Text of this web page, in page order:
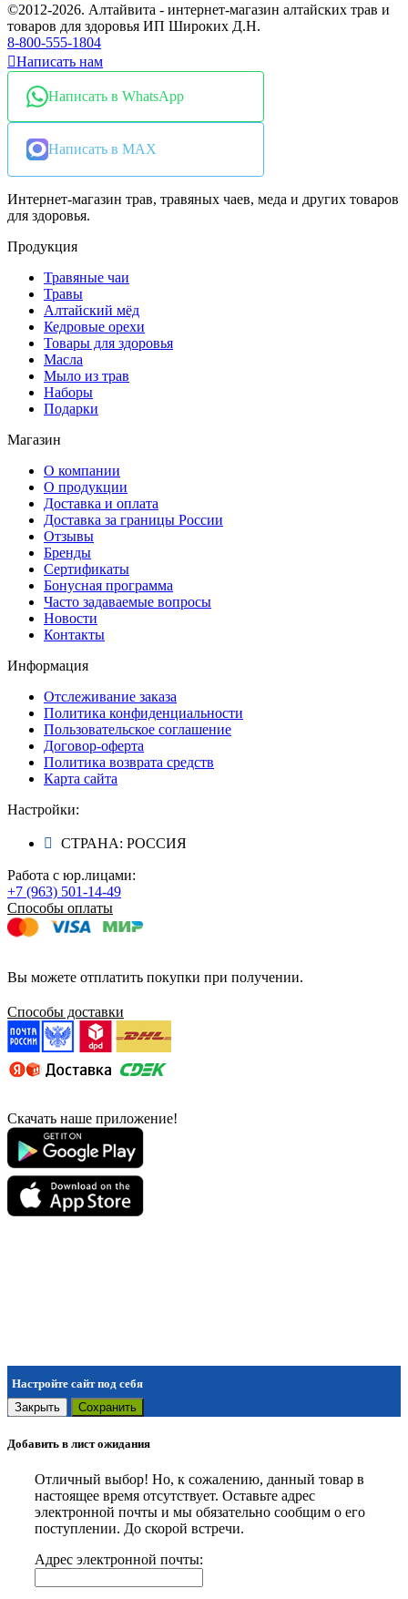
©2012-2026. Алтайвита - интернет-магазин алтайских трав и
товаров для здоровья ИП Широких Д.Н.
8-800-555-1804
Написать нам
Написать в WhatsApp
Написать в MAX
Интернет-магазин трав, травяных чаев, меда и других товаров
для здоровья.
Продукция
Травяные чаи
Травы
Алтайский мёд
Кедровые орехи
Товары для здоровья
Масла
Мыло из трав
Наборы
Подарки
Магазин
О компании
О продукции
Доставка и оплата
Доставка за границы России
Отзывы
Бренды
Сертификаты
Бонусная программа
Часто задаваемые вопросы
Новости
Контакты
Информация
Отслеживание заказа
Политика конфиденциальности
Пользовательское соглашение
Договор-оферта
Политика возврата средств
Карта сайта
Настройки:
СТРАНА: РОССИЯ
Работа с юр.лицами:
+7 (963) 501-14-49
Способы оплаты
Вы можете отплатить покупки при получении.
Способы доставки
Скачать наше приложение!
Настройте сайт под себя
Закрыть
Сохранить
Добавить в лист ожидания
Отличный выбор! Но, к сожалению, данный товар в
настоящее время отсутствует. Оставьте адрес
электронной почты и мы обязательно сообщим о его
поступлении. До скорой встречи.
Адрес электронной почты: